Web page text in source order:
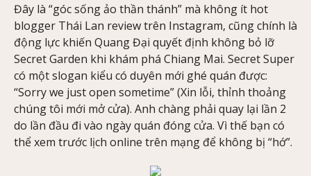
Đây là “góc sống ảo thần thánh” mà không ít hot
blogger Thái Lan review trên Instagram, cũng chính là
động lực khiến Quang Đại quyết định không bỏ lỡ
Secret Garden khi khám phá Chiang Mai. Secret Super
có một slogan kiểu có duyên mới ghé quán được:
“Sorry we just open sometime” (Xin lỗi, thỉnh thoảng
chúng tôi mới mở cửa). Anh chàng phải quay lại lần 2
do lần đầu đi vào ngày quán đóng cửa. Vì thế bạn có
thể xem trước lịch online trên mạng để không bị “hớ”.